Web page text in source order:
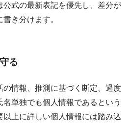
公式の最新表記を優先し、差分が
き分けます。
る
の情報、推測に基づく断定、過度
単独でも個人情報であるという
上に詳しい個人情報には踏み込